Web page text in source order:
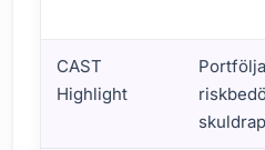
CAST
Highlight